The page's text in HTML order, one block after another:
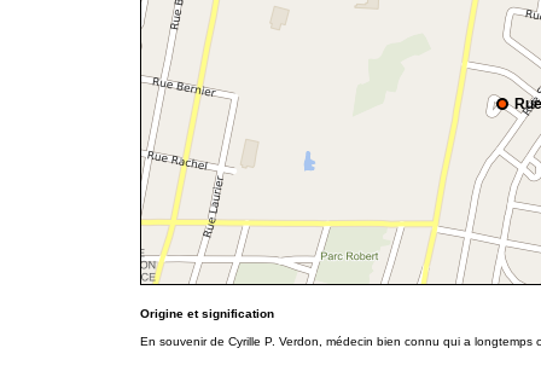
Origine et signification
En souvenir de Cyrille P. Verdon, médecin bien connu qui a longtemps